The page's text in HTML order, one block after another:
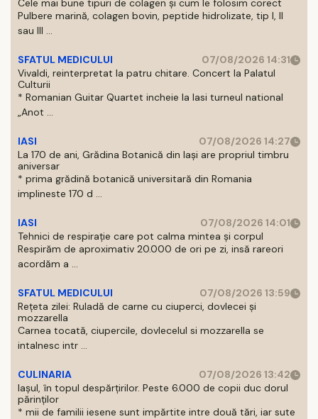
Cele mai bune tipuri de colagen și cum le folosim corect
Pulbere marină, colagen bovin, peptide hidrolizate, tip I, II
sau III ...
SFATUL MEDICULUI
07/08/2026 14:31
Vivaldi, reinterpretat la patru chitare. Concert la Palatul
Culturii
* Romanian Guitar Quartet incheie la Iasi turneul national
„Anot ...
IASI
07/08/2026 14:27
La 170 de ani, Grădina Botanică din Iași are propriul timbru
aniversar
* prima grădină botanică universitară din Romania
implineste 170 d ...
IASI
07/08/2026 14:01
Tehnici de respirație care pot calma mintea și corpul
Respirăm de aproximativ 20.000 de ori pe zi, insă rareori
acordăm a ...
SFATUL MEDICULUI
07/08/2026 13:59
Rețeta zilei: Ruladă de carne cu ciuperci, dovlecei și
mozzarella
Carnea tocată, ciupercile, dovlecelul si mozzarella se
intalnesc intr ...
CULINARIA
07/08/2026 13:42
Iașul, în topul despărțirilor. Peste 6.000 de copii duc dorul
părinților
* mii de familii iesene sunt impărtite intre două tări, iar sute